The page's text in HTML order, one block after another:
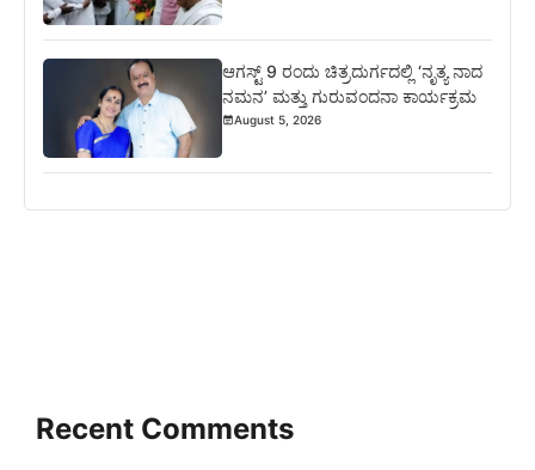
ಆಗಸ್ಟ್ 9 ರಂದು ಚಿತ್ರದುರ್ಗದಲ್ಲಿ ‘ನೃತ್ಯ ನಾದ
ನಮನ’ ಮತ್ತು ಗುರುವಂದನಾ ಕಾರ್ಯಕ್ರಮ
August 5, 2026
Recent Comments